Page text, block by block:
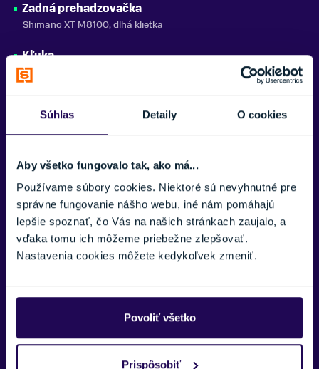
Súhlas Detaily O cookies
Aby všetko fungovalo tak, ako má...
Používame súbory cookies. Niektoré sú nevyhnutné pre
správne fungovanie nášho webu, iné nám pomáhajú
lepšie spoznať, čo Vás na našich stránkach zaujalo, a
vďaka tomu ich môžeme priebežne zlepšovať.
Nastavenia cookies môžete kedykoľvek zmeniť.
Povoliť všetko
Prispôsobiť
Zadná prehadzovačka
Shimano XT M8100, dlhá klietka
Kľuka
E*thirteen E*spec Plus, dĺžka 165 mm
Shimano Deore M6100, 10-51, 12 rýchlostí
Shimano SLX M7100, 12 rýchlostí
Sedlo
Bontrager Arvada, oceľové lyžiny, šírka 138 mm
Sedlovka
Veľkosť: XS , S , M TranzX JD-YSP18, zdvih 100 mm, vnútorné
zdvih 130 mm, vnútorné vedenie, 31,6 mm, dĺžka 425 mm
Bontrager Rhythm Comp, zliatina, 31,8 mm, zvýšenie 15 mm, šírka